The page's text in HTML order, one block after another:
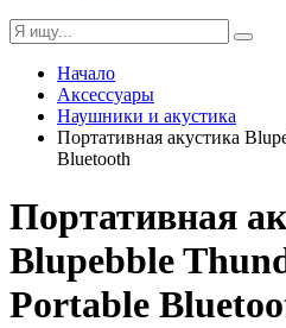
Начало
Аксессуары
Наушники и акустика
Портативная акустика
Bluetooth
Портативная
Blupebble
Portable